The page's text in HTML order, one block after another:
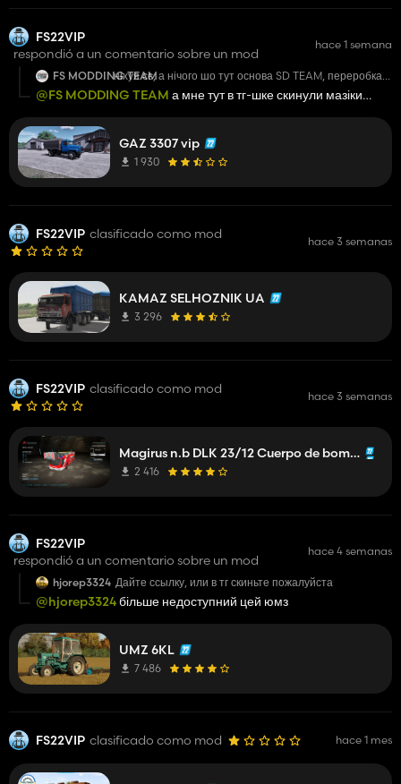
FS22VIP
respondió a un comentario sobre un mod
hace 1 semana
FS MODDING TEAMніхуя сє, а нічого шо тут основа SD TEAM, переробка
від FS MODDING TEAM а залупік тіки кабіну
перекинув? всі кузова, всі конфіги, все з 53 газона,
@FS MODDING TEAM а мне тут в тг-шке скинули мазіки
GAZ 3307 vip
1 930
FS22VIP clasificado como mod hace 3 semanas
KAMAZ SELHOZNIK UA
3 296
FS22VIP clasificado como mod hace 3 semanas
Magirus n.b DLK 23/12 Cuerpo de bomberos de Mittelberg
2 416
FS22VIP
respondió a un comentario sobre un mod
hace 4 semanas
hjorep3324 Дайте ссылку, или в тг скиньте пожалуйста
@hjorep3324більше недоступний цей юмз
UMZ 6KL
7 486
FS22VIP clasificado como mod hace 1 mes